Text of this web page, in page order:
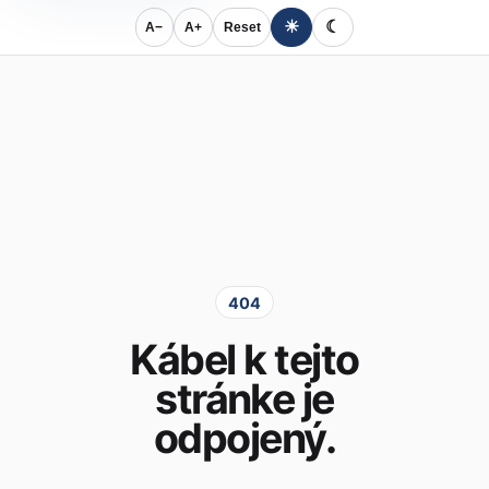
A− A+ Reset ☀ ☾
404
Kábel k tejto
stránke je
odpojený.